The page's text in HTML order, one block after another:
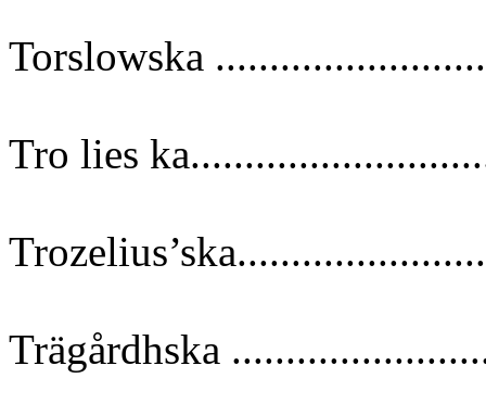
Torslowska
Tro lies
Trägårdhska